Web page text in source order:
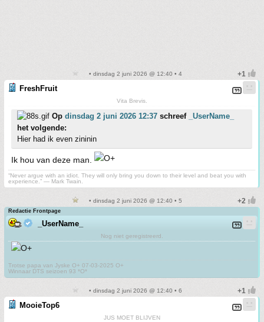
• dinsdag 2 juni 2026 @ 12:40 • 4
FreshFruit
Vita Brevis.
Op dinsdag 2 juni 2026 12:37 schreef
_UserName_
het volgende:
Hier had ik even zininin
Ik hou van deze man.
“Never argue with an idiot. They will only bring you down to their level and beat you with
experience.” ― Mark Twain.
• dinsdag 2 juni 2026 @ 12:40 • 5
Redactie Frontpage
_UserName_
Nog niet geregistreerd.
Trotse papa van Jyske O+ 07-03-2025 O+
Winnaar DTS seizoen 93 *O*
• dinsdag 2 juni 2026 @ 12:40 • 6
MooieTop6
JUS MOET BLIJVEN